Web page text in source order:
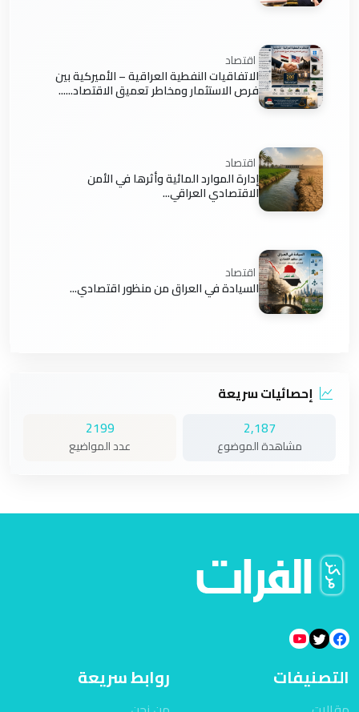
اقتصاد
الاتفاقيات النفطية العراقية – الأميركية بين
فرص الاستثمار ومخاطر تعميق الاقتصاد......
اقتصاد
إدارة الموارد المائية وأثرها في الأمن
الاقتصادي العراقي...
اقتصاد
السيادة في العراق من منظور اقتصادي...
إحصائيات سريعة
2,187
مشاهدة الموضوع
2199
عدد المواضيع
التصنيفات روابط سريعة